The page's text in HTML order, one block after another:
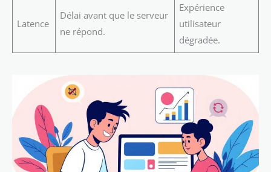
Latence
Délai avant que le serveur
ne répond.
Expérience
utilisateur
dégradée.